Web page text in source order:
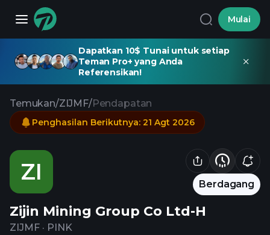
Mulai
Dapatkan 10$ Tunai untuk setiap
Teman Pro+ yang Anda
Referensikan!
Temukan/ZIJMF/Pendapatan
ZI Berdagang
Zijin Mining Group Co Ltd-H
ZIJMF · PINK
Penghasilan Berikutnya: 21 Agt 2026